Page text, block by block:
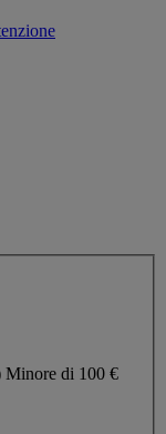
Minore di 100 €